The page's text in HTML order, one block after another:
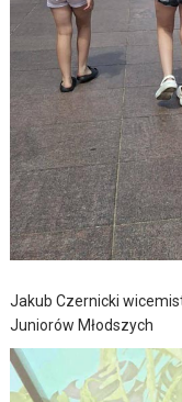
Jakub Czernicki
Juniorów Młodszych